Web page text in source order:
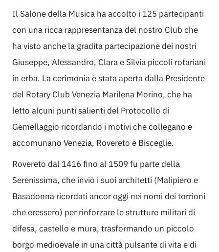
Il Salone della Musica ha accolto i 125 partecipanti
con una ricca rappresentanza del nostro Club che
ha visto anche la gradita partecipazione dei nostri
Giuseppe, Alessandro, Clara e Silvia piccoli rotariani
in erba. La cerimonia è stata aperta dalla Presidente
del Rotary Club Venezia Marilena Morino, che ha
letto alcuni punti salienti del Protocollo di
Gemellaggio ricordando i motivi che collegano e
accomunano Venezia, Rovereto e Bisceglie.
Rovereto dal 1416 fino al 1509 fu parte della
Serenissima, che inviò i suoi architetti (Malipiero e
Basadonna ricordati ancor oggi nei nomi dei torrioni
che eressero) per rinforzare le strutture militari di
difesa, castello e mura, trasformando un piccolo
borgo medioevale in una città pulsante di vita e di